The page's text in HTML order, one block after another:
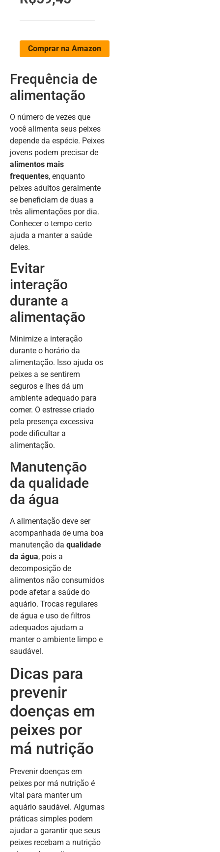
Comprar na Amazon
Frequência de
alimentação
O número de vezes que
você alimenta seus peixes
depende da espécie. Peixes
jovens podem precisar de
alimentos mais
frequentes, enquanto
peixes adultos geralmente
se beneficiam de duas a
três alimentações por dia.
Conhecer o tempo certo
ajuda a manter a saúde
deles.
Evitar
interação
durante a
alimentação
Minimize a interação
durante o horário da
alimentação. Isso ajuda os
peixes a se sentirem
seguros e lhes dá um
ambiente adequado para
comer. O estresse criado
pela presença excessiva
pode dificultar a
alimentação.
Manutenção
da qualidade
da água
A alimentação deve ser
acompanhada de uma boa
manutenção da qualidade
da água, pois a
decomposição de
alimentos não consumidos
pode afetar a saúde do
aquário. Trocas regulares
de água e uso de filtros
adequados ajudam a
manter o ambiente limpo e
saudável.
Dicas para
prevenir
doenças em
peixes por
má nutrição
Prevenir doenças em
peixes por má nutrição é
vital para manter um
aquário saudável. Algumas
práticas simples podem
ajudar a garantir que seus
peixes recebam a nutrição